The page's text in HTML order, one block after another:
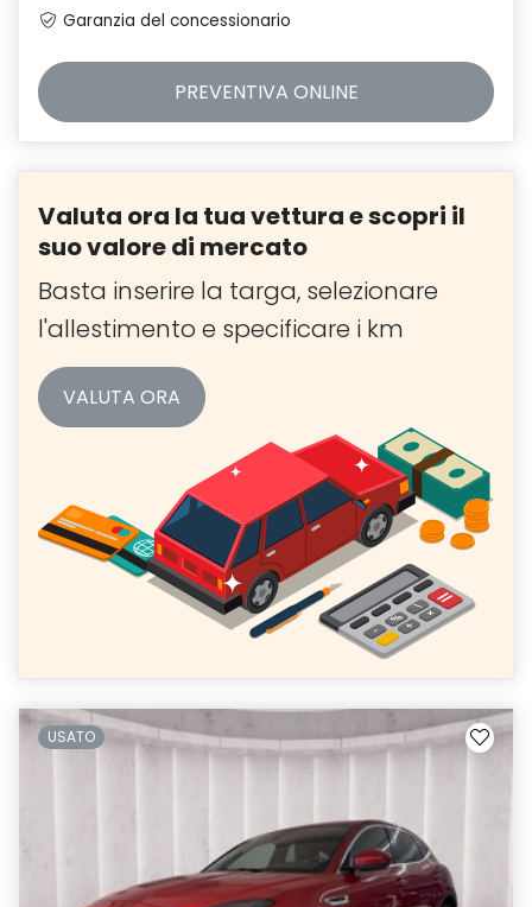
Garanzia del concessionario
PREVENTIVA ONLINE
Valuta ora la tua vettura e scopri il
suo valore di mercato
Basta inserire la targa, selezionare
l'allestimento e specificare i km
VALUTA ORA
USATO